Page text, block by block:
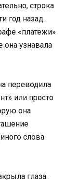
строка
год назад.
«платежи»
она узнавала
переводила
или просто
она
слова
глаза.